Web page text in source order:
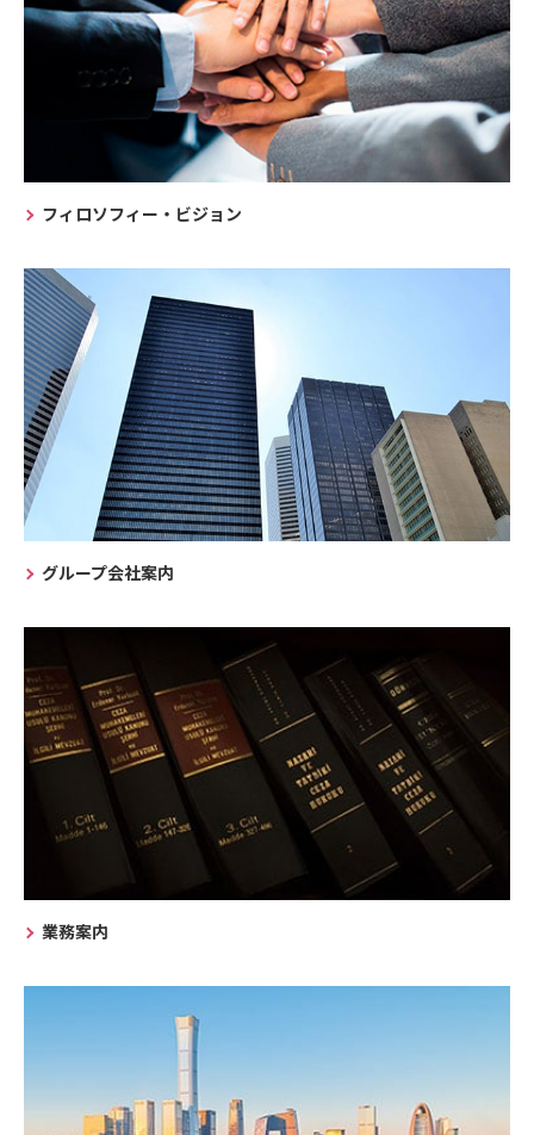
フィロソフィー・ビジョン
グループ会社案内
業務案内